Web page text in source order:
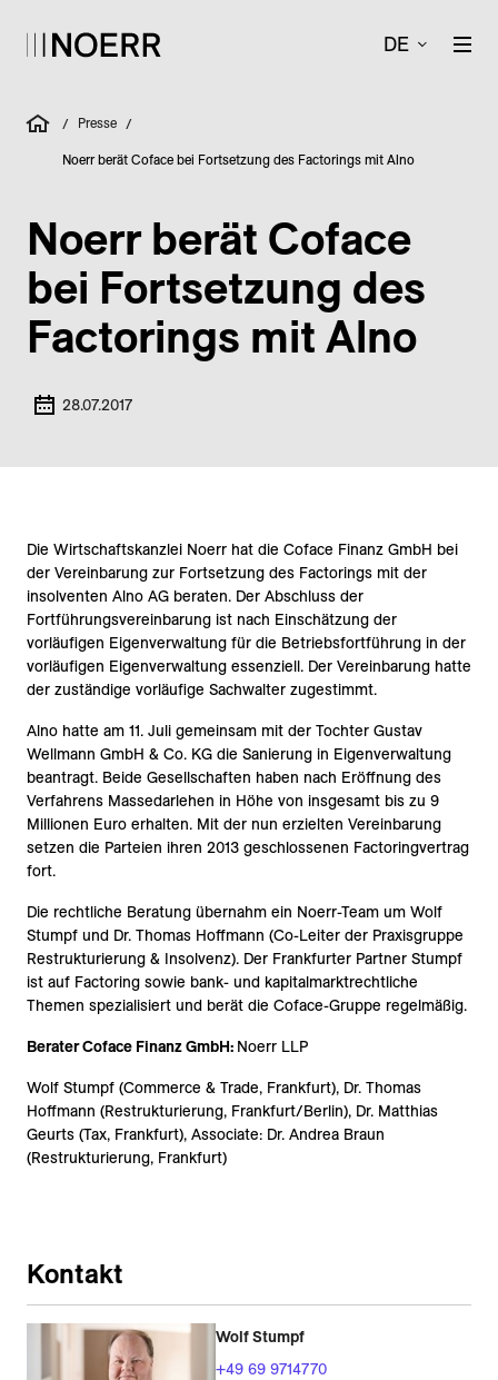
DE
/ Presse /
Noerr berät Coface bei Fortsetzung des Factorings mit Alno
Noerr berät Coface
bei Fortsetzung des
Factorings mit Alno
28.07.2017
Die Wirtschaftskanzlei Noerr hat die Coface Finanz GmbH bei
der Vereinbarung zur Fortsetzung des Factorings mit der
insolventen Alno AG beraten. Der Abschluss der
Fortführungsvereinbarung ist nach Einschätzung der
vorläufigen Eigenverwaltung für die Betriebsfortführung in der
vorläufigen Eigenverwaltung essenziell. Der Vereinbarung hatte
der zuständige vorläufige Sachwalter zugestimmt.
Alno hatte am 11. Juli gemeinsam mit der Tochter Gustav
Wellmann GmbH & Co. KG die Sanierung in Eigenverwaltung
beantragt. Beide Gesellschaften haben nach Eröffnung des
Verfahrens Massedarlehen in Höhe von insgesamt bis zu 9
Millionen Euro erhalten. Mit der nun erzielten Vereinbarung
setzen die Parteien ihren 2013 geschlossenen Factoringvertrag
fort.
Die rechtliche Beratung übernahm ein Noerr-Team um Wolf
Stumpf und Dr. Thomas Hoffmann (Co-Leiter der Praxisgruppe
Restrukturierung & Insolvenz). Der Frankfurter Partner Stumpf
ist auf Factoring sowie bank- und kapitalmarktrechtliche
Themen spezialisiert und berät die Coface-Gruppe regelmäßig.
Berater Coface Finanz GmbH: Noerr LLP
Wolf Stumpf (Commerce & Trade, Frankfurt), Dr. Thomas
Hoffmann (Restrukturierung, Frankfurt/Berlin), Dr. Matthias
Geurts (Tax, Frankfurt), Associate: Dr. Andrea Braun
(Restrukturierung, Frankfurt)
Kontakt
Wolf Stumpf
+49 69 9714770